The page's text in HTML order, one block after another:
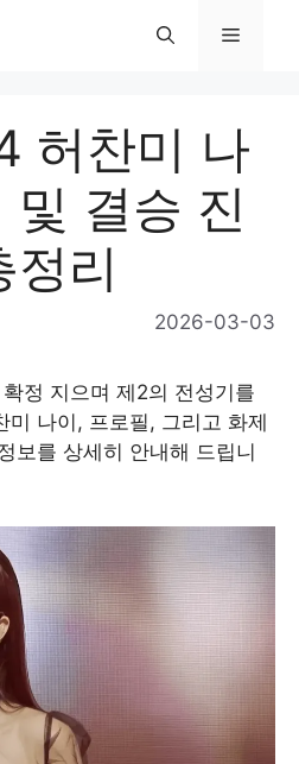
Menu
허찬미 나
및 결승 진
정리
2026-03-03
정 지으며 제2의 전성기를
미 나이, 프로필, 그리고 화제
보를 상세히 안내해 드립니